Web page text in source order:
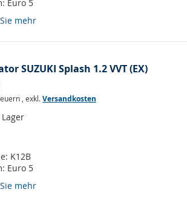
Euro 5
mehr
SUZUKI Splash 1.2 VVT (EX)
,exkl.Versandkosten
K12B
Euro 5
mehr